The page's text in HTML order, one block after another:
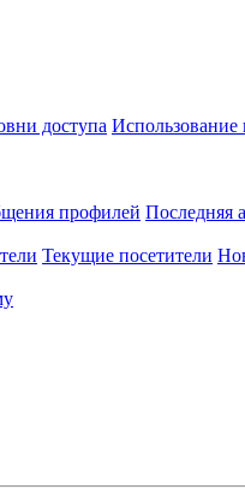
доступа Использование
профилей Последняя
Текущие посетители